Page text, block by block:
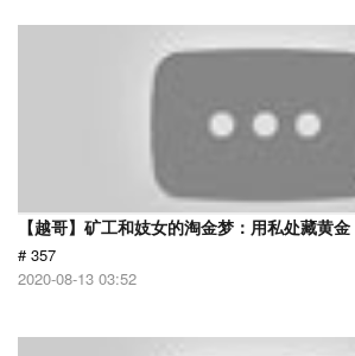
【越哥】矿工和妓女的淘金梦：用私处藏黄
# 357
2020-08-13 03:52